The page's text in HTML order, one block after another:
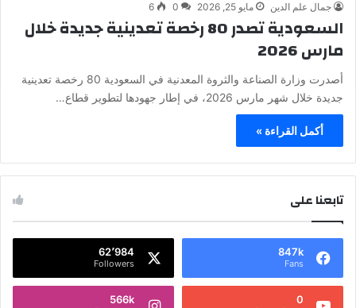
جمال علم الدين مايو 25, 2026 0
6
السعودية تصدر 80 رخصة تعدينية جديدة خلال
مارس 2026
أصدرت وزارة الصناعة والثروة المعدنية في السعودية 80 رخصة تعدينية
جديدة خلال شهر مارس 2026، في إطار جهودها لتطوير قطاع…
أكمل القراءة »
تابعنا على
847k
Fans
62٬984
Followers
0
566k